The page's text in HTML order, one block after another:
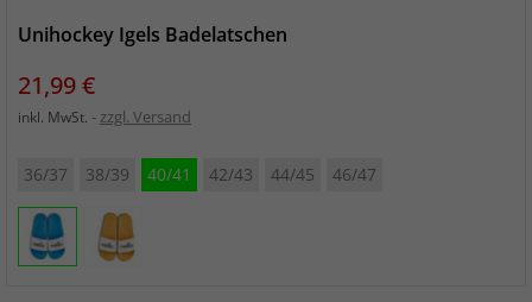
Unihockey Igels Badelatschen
Preis
21,99 €
inkl. MwSt. zzgl. Versand
36/37 38/39 40/41 42/43 44/45 46/47